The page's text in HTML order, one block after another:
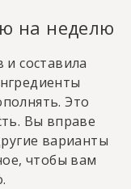
на неделю
составила
Это
Вы вправе
варианты
чтобы вам